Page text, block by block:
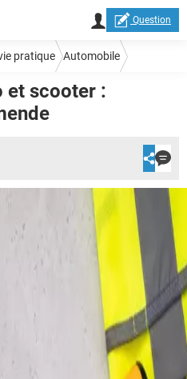
Question
pratique Automobile
et scooter :